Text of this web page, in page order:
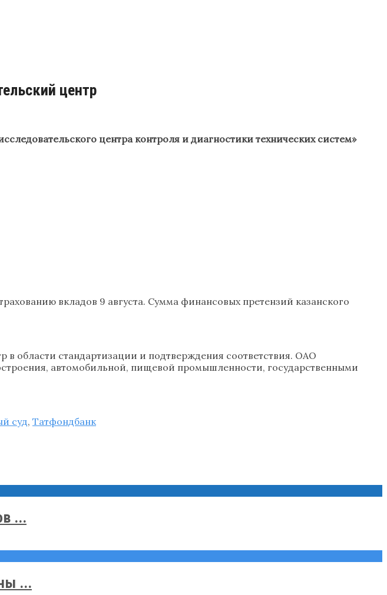
центр
центра контроля и диагностики технических систем»
вкладов 9 августа. Сумма финансовых претензий казанского
области стандартизации и подтверждения соответствия. ОАО
автомобильной, пищевой промышленности, государственными
суд, Татфондбанк
...
...